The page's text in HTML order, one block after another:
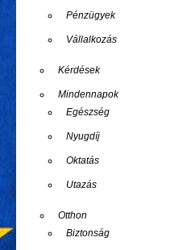
Pénzügyek
Vállalkozás
Kérdések
Mindennapok
Egészség
Nyugdíj
Oktatás
Utazás
Otthon
Biztonság